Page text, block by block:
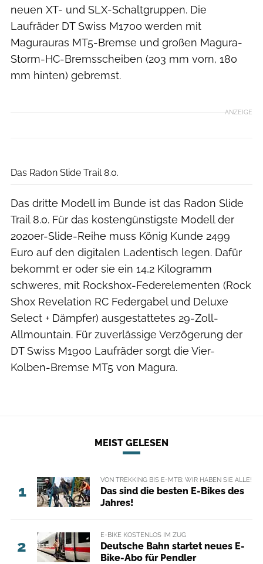
neuen XT- und SLX-Schaltgruppen. Die
Laufräder DT Swiss M1700 werden mit
Magurauras MT5-Bremse und großen Magura-
Storm-HC-Bremsscheiben (203 mm vorn, 180
mm hinten) gebremst.
ANZEIGE
Das Radon Slide Trail 8.0.
Das dritte Modell im Bunde ist das Radon Slide
Trail 8.0. Für das kostengünstigste Modell der
2020er-Slide-Reihe muss König Kunde 2499
Euro auf den digitalen Ladentisch legen. Dafür
bekommt er oder sie ein 14,2 Kilogramm
schweres, mit Rockshox-Federelementen (Rock
Shox Revelation RC Federgabel und Deluxe
Select + Dämpfer) ausgestattetes 29-Zoll-
Allmountain. Für zuverlässige Verzögerung der
DT Swiss M1900 Laufräder sorgt die Vier-
Kolben-Bremse MT5 von Magura.
MEIST GELESEN
1
VON TREKKING BIS E-MTB: WIR HABEN SIE ALLE!
Das sind die besten E-Bikes des
Jahres!
2
E-BIKE KOSTENLOS IM ZUG
Deutsche Bahn startet neues E-
Bike-Abo für Pendler